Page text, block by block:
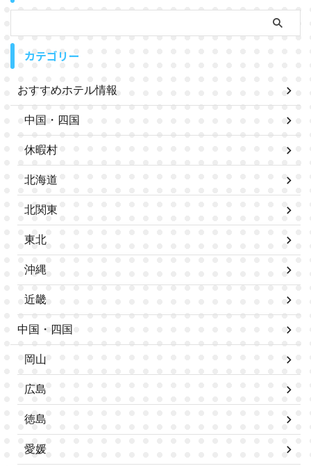
カテゴリー
おすすめホテル情報
中国・四国
休暇村
北海道
北関東
東北
沖縄
近畿
中国・四国
岡山
広島
徳島
愛媛